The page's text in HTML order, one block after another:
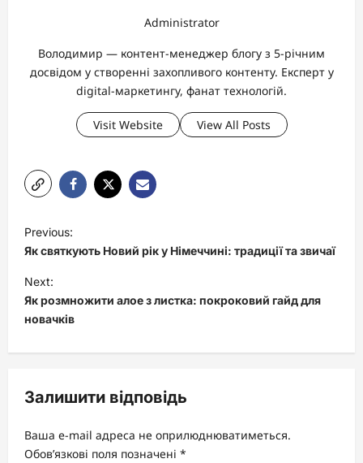
Administrator
Володимир — контент-менеджер блогу з 5-річним
досвідом у створенні захопливого контенту. Експерт у
digital-маркетингу, фанат технологій.
Visit Website View All Posts
P
o
s
t
n
a
i
a
Previous:
Як святкують Новий рік у Німеччині: традиції та звичаї
Next:
Як розмножити алое з листка: покроковий гайд для
новачків
Залишити відповідь
Ваша e-mail адреса не оприлюднюватиметься.
Обов’язкові поля позначені *